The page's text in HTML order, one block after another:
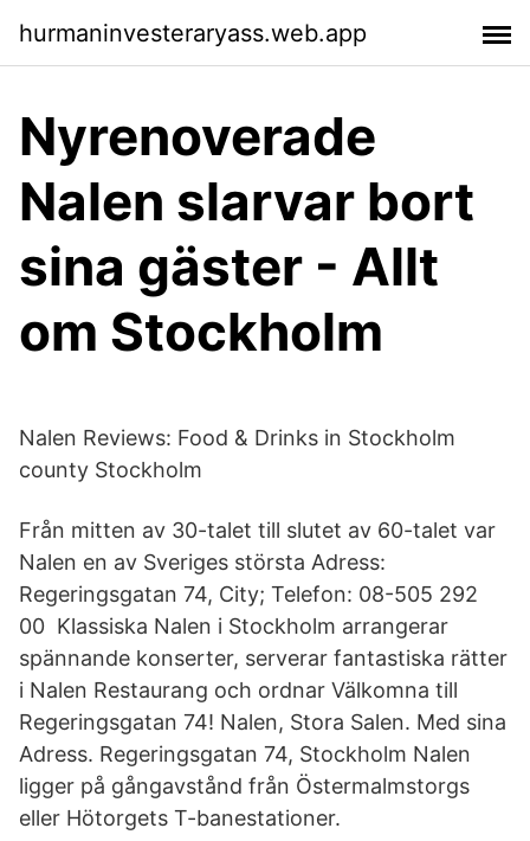
hurmaninvesteraryass.web.app
Nyrenoverade
Nalen slarvar bort
sina gäster - Allt
om Stockholm
Nalen Reviews: Food & Drinks in Stockholm
county Stockholm
Från mitten av 30-talet till slutet av 60-talet var
Nalen en av Sveriges största Adress:
Regeringsgatan 74, City; Telefon: 08-505 292
00 Klassiska Nalen i Stockholm arrangerar
spännande konserter, serverar fantastiska rätter
i Nalen Restaurang och ordnar Välkomna till
Regeringsgatan 74! Nalen, Stora Salen. Med sina
Adress. Regeringsgatan 74, Stockholm Nalen
ligger på gångavstånd från Östermalmstorgs
eller Hötorgets T-banestationer.